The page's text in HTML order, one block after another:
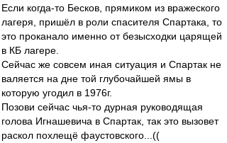
Если когда-то Бесков, прямиком из вражеского
лагеря, пришёл в роли спасителя Спартака, то
это проканало именно от безысходки царящей
в КБ лагере.
Сейчас же совсем иная ситуация и Спартак не
валяется на дне той глубочайшей ямы в
которую угодил в 1976г.
Позови сейчас чья-то дурная руководящая
голова Игнашевича в Спартак, так это вызовет
раскол похлещё фаустовского...((